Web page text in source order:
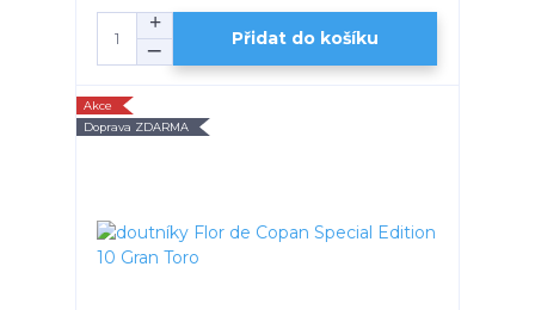
Přidat do košíku
Akce
Doprava ZDARMA